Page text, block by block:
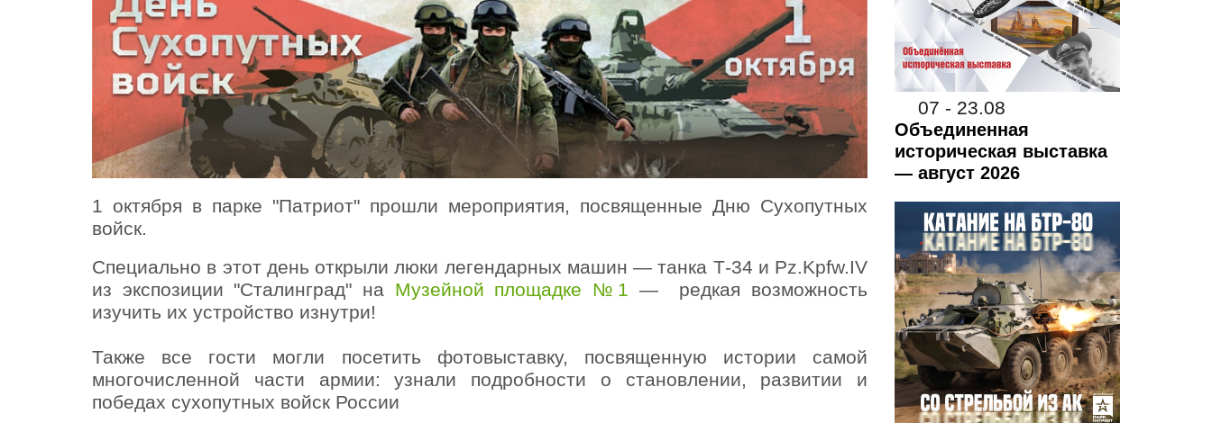
1 октября в парке "Патриот" прошли мероприятия, посвященные Дню Сухопутных
войск.
Специально в этот день открыли люки легендарных машин — танка Т-34 и Pz.Kpfw.IV
из экспозиции "Сталинград" на Музейной площадке №1 — редкая возможность
изучить их устройство изнутри!
Также все гости могли посетить фотовыставку, посвященную истории самой
многочисленной части армии: узнали подробности о становлении, развитии и
победах сухопутных войск России
07 - 23.08
Объединенная
историческая выставка
— август 2026